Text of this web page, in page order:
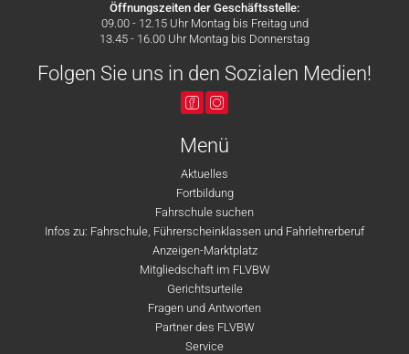
Öffnungszeiten der Geschäftsstelle:
09.00 - 12.15 Uhr Montag bis Freitag und
13.45 - 16.00 Uhr Montag bis Donnerstag
Folgen Sie uns in den Sozialen Medien!
Menü
Aktuelles
Fortbildung
Fahrschule suchen
Infos zu: Fahrschule, Führerscheinklassen und Fahrlehrerberuf
Anzeigen-Marktplatz
Mitgliedschaft im FLVBW
Gerichtsurteile
Fragen und Antworten
Partner des FLVBW
Service